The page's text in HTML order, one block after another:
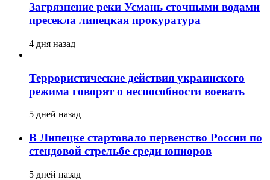
Загрязнение реки Усмань сточными водами
пресекла липецкая прокуратура
4 дня назад
Террористические действия украинского
режима говорят о неспособности воевать
5 дней назад
В Липецке стартовало первенство России по
стендовой стрельбе среди юниоров
5 дней назад